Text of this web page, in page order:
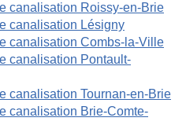
canalisation Roissy-en-Brie
canalisation Lésigny
canalisation Combs-la-Ville
canalisation Pontault-
canalisation Tournan-en-Brie
canalisation Brie-Comte-